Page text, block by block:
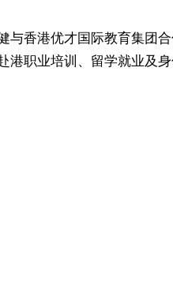
与香港优才国际教育集团
港职业培训、留学就业及